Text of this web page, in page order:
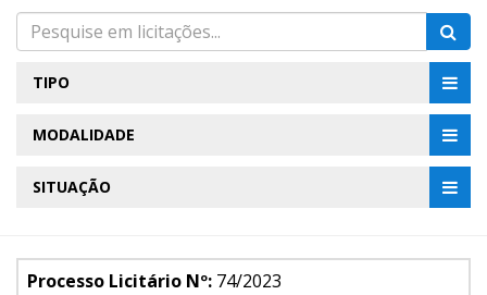
TIPO
MODALIDADE
SITUAÇÃO
Processo Licitário Nº: 74/2023